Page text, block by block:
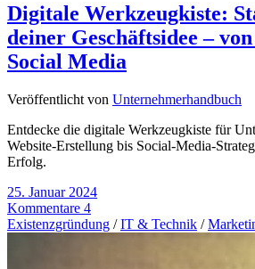
Digitale Werkzeugkiste:
deiner Geschäftsidee –
Social Media
Veröffentlicht von Unternehmerhandbuch
Entdecke die digitale Werkzeugkiste für
Website-Erstellung bis Social-Media-
Erfolg.
25. Januar 2024
Kommentare 4
Existenzgründung /IT & Technik /